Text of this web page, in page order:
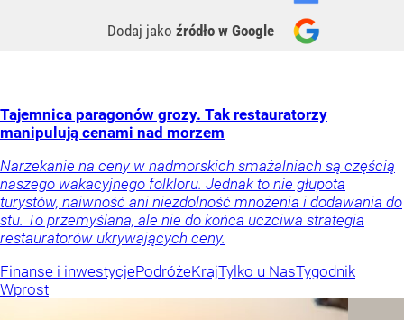
Dodaj jako źródło w Google
Tajemnica paragonów grozy. Tak restauratorzy
manipulują cenami nad morzem
Narzekanie na ceny w nadmorskich smażalniach są częścią
naszego wakacyjnego folkloru. Jednak to nie głupota
turystów, naiwność ani niezdolność mnożenia i dodawania do
stu. To przemyślana, ale nie do końca uczciwa strategia
restauratorów ukrywających ceny.
Finanse i inwestycjePodróżeKrajTylko u NasTygodnik
Wprost